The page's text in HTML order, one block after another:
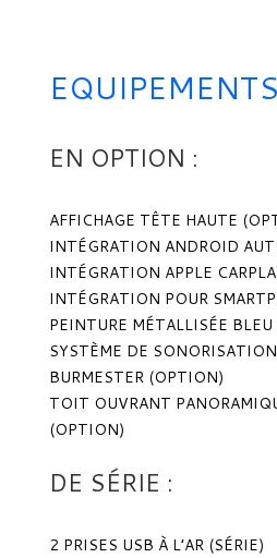
EQUIPEMENTS
EN OPTION :
AFFICHAGE TÊTE HAUTE
INTÉGRATION ANDROID
INTÉGRATION APPLE
INTÉGRATION POUR
PEINTURE MÉTALLISÉE
SYSTÈME DE
BURMESTER (OPTION)
TOIT OUVRANT
(OPTION)
DE SÉRIE :
2 PRISES USB À L’AR (SÉRIE)